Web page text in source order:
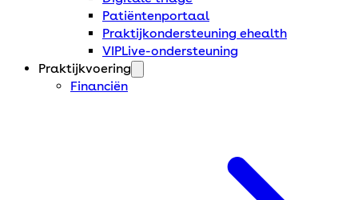
Patiëntenportaal
Praktijkondersteuning ehealth
VIPLive-ondersteuning
Praktijkvoering
Financiën